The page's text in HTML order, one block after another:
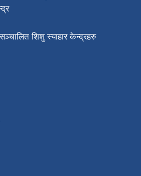
सञ्चालित शिशु स्याहार केन्द्रहरु